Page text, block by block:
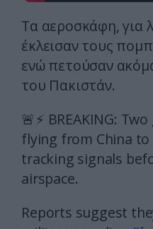
Τα αεροσκάφη, για
έκλεισαν τους
ενώ πετούσαν
του Πακιστάν.
🚨⚡️ BREAKING:
flying from China
tracking signals
airspace.
Reports suggest